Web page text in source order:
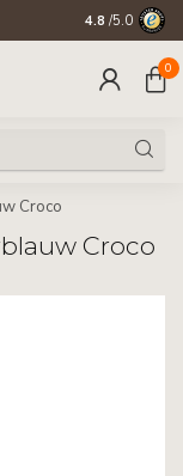
4.8 /5.0
0
Croco
Croco